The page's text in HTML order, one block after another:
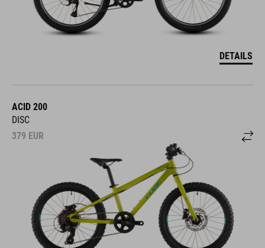
DETAILS
ACID 200
DISC
379 EUR